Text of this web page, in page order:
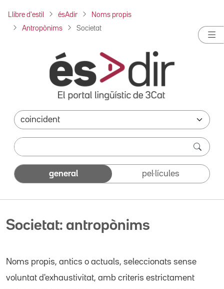
Llibre d'estil ésAdir Noms propis
Antropònims Societat
general pel·lícules
Societat: antropònims
Noms propis, antics o actuals, seleccionats sense
voluntat d'exhaustivitat, amb criteris estrictament